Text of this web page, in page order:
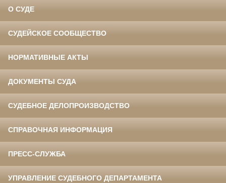
О СУДЕ
СУДЕЙСКОЕ СООБЩЕСТВО
НОРМАТИВНЫЕ АКТЫ
ДОКУМЕНТЫ СУДА
СУДЕБНОЕ ДЕЛОПРОИЗВОДСТВО
СПРАВОЧНАЯ ИНФОРМАЦИЯ
ПРЕСС-СЛУЖБА
УПРАВЛЕНИЕ СУДЕБНОГО ДЕПАРТАМЕНТА